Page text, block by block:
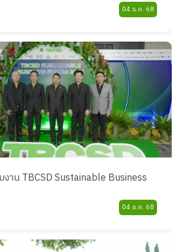
04 ธ.ค. 68
งาน TBCSD Sustainable Business
04 ธ.ค. 68